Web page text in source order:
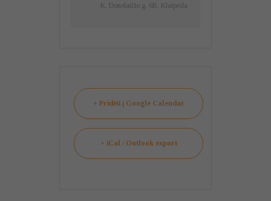
K. Donelaičio g. 6B, Klaipėda
+ Pridėti į Google Calendar
+ iCal / Outlook export